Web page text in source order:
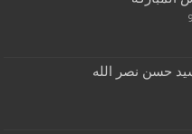
حسن نصر الله